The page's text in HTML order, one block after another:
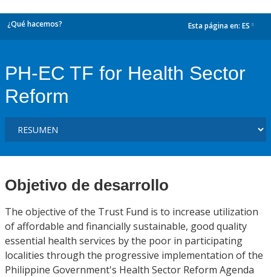
¿Qué hacemos? Esta página en: ES
PH-EC TF for Health Sector
Reform
Objetivo de desarrollo
The objective of the Trust Fund is to increase utilization
of affordable and financially sustainable, good quality
essential health services by the poor in participating
localities through the progressive implementation of the
Philippine Government's Health Sector Reform Agenda